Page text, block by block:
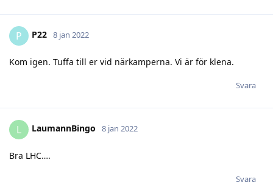
P P22 8 jan 2022
Kom igen. Tuffa till er vid närkamperna. Vi är för klena.
Svara
L LaumannBingo 8 jan 2022
Bra LHC….
Svara